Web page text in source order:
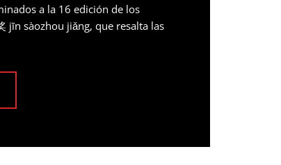
a la 16 edición de los
jīn sàozhou jiǎng, que resalta las